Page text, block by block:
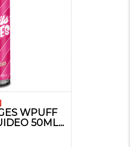
WPUFF
50ML...